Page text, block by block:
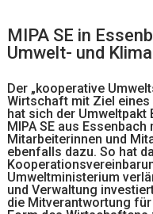
MIPA SE in
Umwelt- und
Der „kooperative
Wirtschaft mit Ziel eines
hat sich der Umweltpakt
MIPA SE aus
Mitarbeiterinnen und
ebenfalls dazu. So hat
Umweltministerium
und Verwaltung
die Mitverantwortung